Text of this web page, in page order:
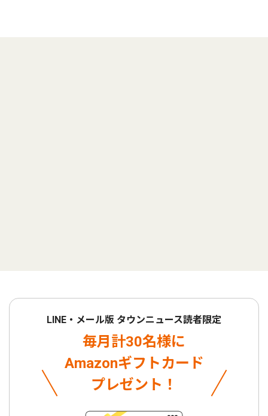
LINE・メール版 タウンニュース読者限定
毎月計30名様に
Amazonギフトカード
プレゼント！